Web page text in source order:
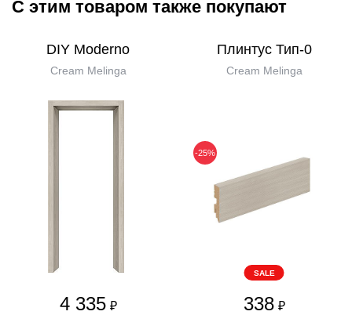
С этим товаром также покупают
DIY Moderno
Cream Melinga
4 335 ₽
Плинтус Тип-0
Cream Melinga
-25%
SALE
338 ₽